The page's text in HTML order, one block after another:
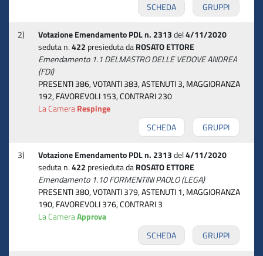
SCHEDA
GRUPPI
2) Votazione Emendamento PDL n. 2313del4/11/2020
seduta n.422 presieduta daROSATO ETTORE
Emendamento 1.1 DELMASTRO DELLE VEDOVE ANDREA
(FDI)
PRESENTI 386, VOTANTI 383, ASTENUTI 3, MAGGIORANZA
192, FAVOREVOLI 153, CONTRARI 230
La CameraRespinge
SCHEDA
GRUPPI
3) Votazione Emendamento PDL n. 2313del4/11/2020
seduta n.422 presieduta daROSATO ETTORE
Emendamento 1.10 FORMENTINI PAOLO (LEGA)
PRESENTI 380, VOTANTI 379, ASTENUTI 1, MAGGIORANZA
190, FAVOREVOLI 376, CONTRARI 3
La CameraApprova
SCHEDA
GRUPPI